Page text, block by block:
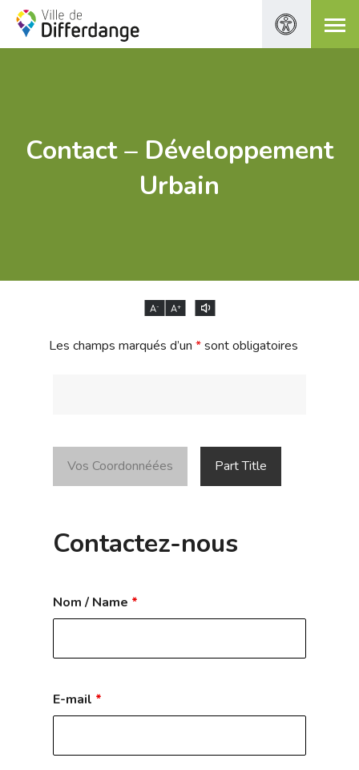
Contact – Développement
Urbain
A- A+
Les champs marqués d’un *sont obligatoires
Vos Coordonnéées Part Title
Contactez-nous
Nom / Name *
E-mail *